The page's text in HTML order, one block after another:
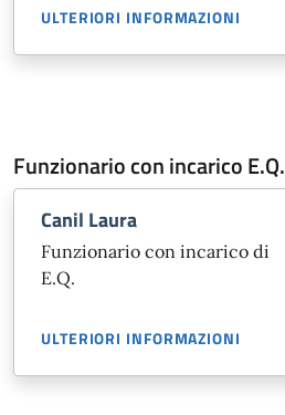
ULTERIORI INFORMAZIONI
Funzionario con incarico E.Q.
Canil Laura
Funzionario con incarico di
E.Q.
ULTERIORI INFORMAZIONI